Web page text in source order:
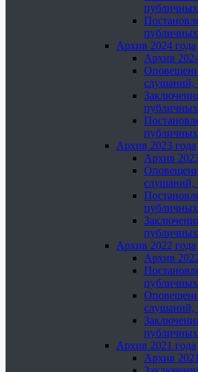
Архив 2024 года
Архив
слушаний,
Архив 2023 года
Архив
слушаний,
Архив 2022 года
Архив
слушаний,
Архив 2021 года
Архив